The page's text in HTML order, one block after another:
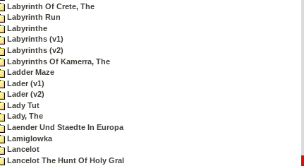
Labyrinth Of Crete, The
Labyrinth Run
Labyrinthe
Labyrinths (v1)
Labyrinths (v2)
Labyrinths Of Kamerra, The
Ladder Maze
Lader (v1)
Lader (v2)
Lady Tut
Lady, The
Laender Und Staedte In Europa
Lamiglowka
Lancelot
Lancelot The Hunt Of Holy Gral